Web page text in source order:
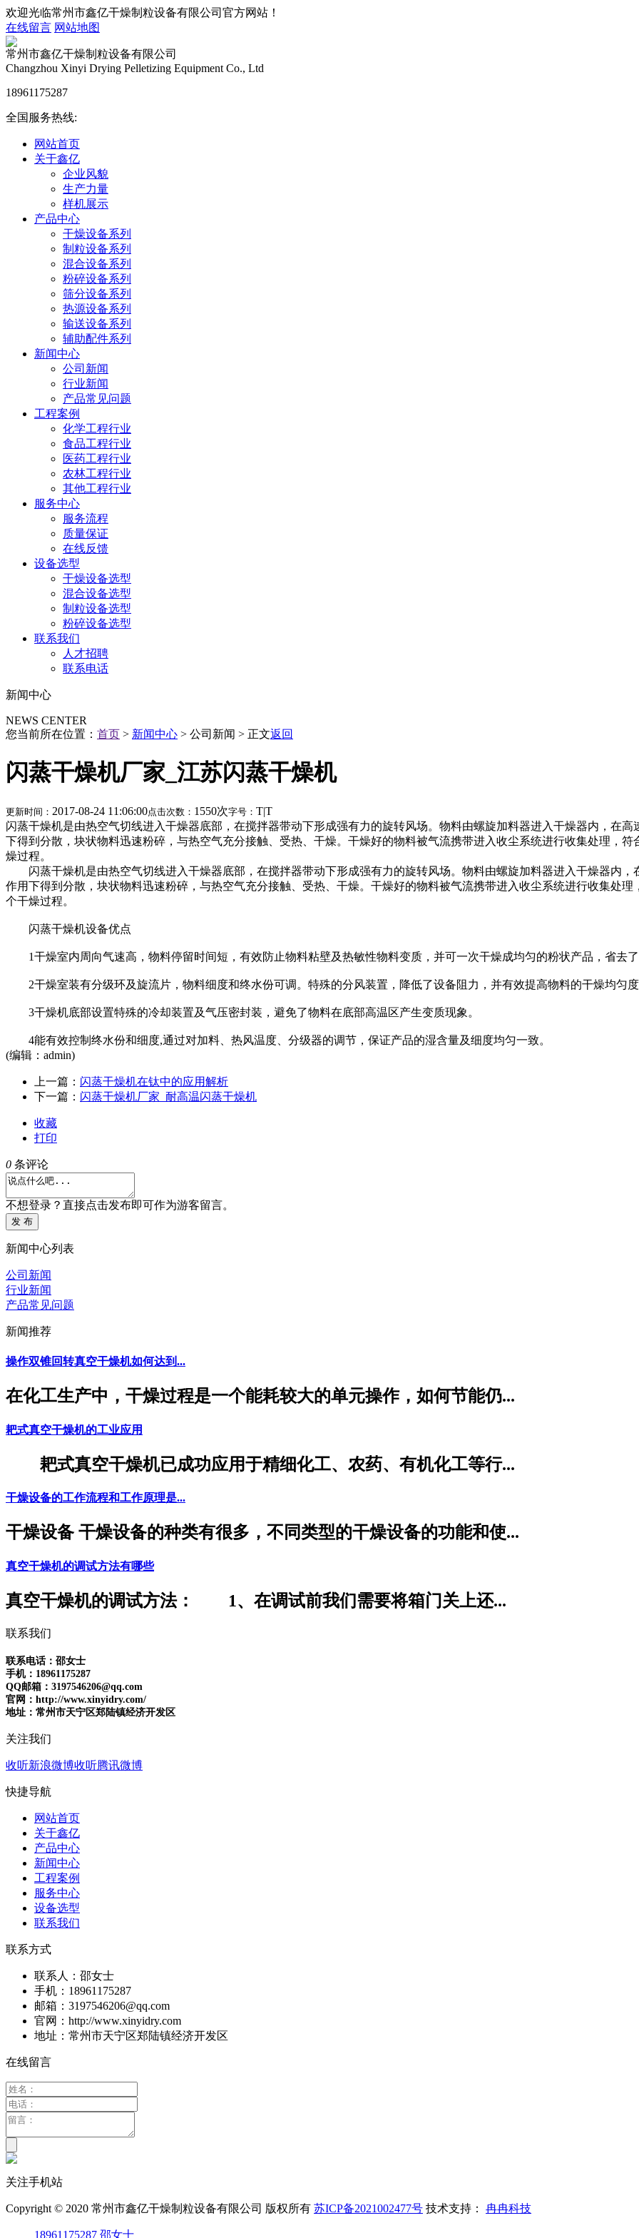
欢迎光临常州市鑫亿干燥制粒设备有限公司官方网站！
在线留言 网站地图
常州市鑫亿干燥制粒设备有限公司
Changzhou Xinyi Drying Pelletizing Equipment Co., Ltd
18961175287
全国服务热线:
网站首页
关于鑫亿
企业风貌
生产力量
样机展示
产品中心
干燥设备系列
制粒设备系列
混合设备系列
粉碎设备系列
筛分设备系列
热源设备系列
输送设备系列
辅助配件系列
新闻中心
公司新闻
行业新闻
产品常见问题
工程案例
化学工程行业
食品工程行业
医药工程行业
农林工程行业
其他工程行业
服务中心
服务流程
质量保证
在线反馈
设备选型
干燥设备选型
混合设备选型
制粒设备选型
粉碎设备选型
联系我们
人才招聘
联系电话
新闻中心
NEWS CENTER
您当前所在位置： 首页 > 新闻中心 > 公司新闻 > 正文返回
闪蒸干燥机厂家_江苏闪蒸干燥机
更新时间： 2017-08-24 11:06:00点击次数： 1550次字号： T|T
闪蒸干燥机是由热空气切线进入干燥器底部，在搅拌器带动下形成强有力的旋转风场。物料由螺旋加料器进入干燥器内，在
下得到分散，块状物料迅速粉碎，与热空气充分接触、受热、干燥。干燥好的物料被气流携带进入收尘系统进行收集处理，
燥过程。
闪蒸干燥机是由热空气切线进入干燥器底部，在搅拌器带动下形成强有力的旋转风场。物料由螺旋加料器进入干燥器内，
作用下得到分散，块状物料迅速粉碎，与热空气充分接触、受热、干燥。干燥好的物料被气流携带进入收尘系统进行收集处
个干燥过程。
闪蒸干燥机设备优点
1干燥室内周向气速高，物料停留时间短，有效防止物料粘壁及热敏性物料变质，并可一次干燥成均匀的粉状产品，省去
2干燥室装有分级环及旋流片，物料细度和终水份可调。特殊的分风装置，降低了设备阻力，并有效提高物料的干燥均匀
3干燥机底部设置特殊的冷却装置及气压密封装，避免了物料在底部高温区产生变质现象。
4能有效控制终水份和细度,通过对加料、热风温度、分级器的调节，保证产品的湿含量及细度均匀一致。
(编辑：admin)
上一篇： 闪蒸干燥机在钛中的应用解析
下一篇： 闪蒸干燥机厂家_耐高温闪蒸干燥机
收藏
打印
0 条评论
不想登录？直接点击发布即可作为游客留言。
发 布
新闻中心列表
公司新闻
行业新闻
产品常见问题
新闻推荐
操作双锥回转真空干燥机如何达到...
在化工生产中，干燥过程是一个能耗较大的单元操作，如何节能仍...
耙式真空干燥机的工业应用
耙式真空干燥机已成功应用于精细化工、农药、有机化工等行...
干燥设备的工作流程和工作原理是...
干燥设备 干燥设备的种类有很多，不同类型的干燥设备的功能和使...
真空干燥机的调试方法有哪些
真空干燥机的调试方法： 1、在调试前我们需要将箱门关上还...
联系我们
联系电话：邵女士
手机：18961175287
QQ邮箱：3197546206@qq.com
官网：http://www.xinyidry.com/
地址：常州市天宁区郑陆镇经济开发区
关注我们
收听新浪微博收听腾讯微博
快捷导航
网站首页
关于鑫亿
产品中心
新闻中心
工程案例
服务中心
设备选型
联系我们
联系方式
联系人：邵女士
手机：18961175287
邮箱：3197546206@qq.com
官网：http://www.xinyidry.com
地址：常州市天宁区郑陆镇经济开发区
在线留言
关注手机站
Copyright © 2020 常州市鑫亿干燥制粒设备有限公司 版权所有 苏ICP备2021002477号 技术支持： 冉冉科技
18961175287 邵女士